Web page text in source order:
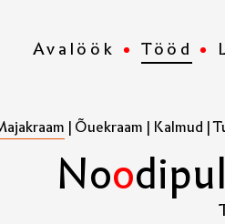
Avalöök Tööd
| Õuekraam | Kalmud |
Noodipul